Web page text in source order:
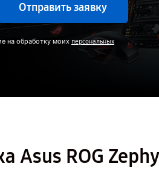
Отправить заявку
на обработку моих персональных
Asus ROG